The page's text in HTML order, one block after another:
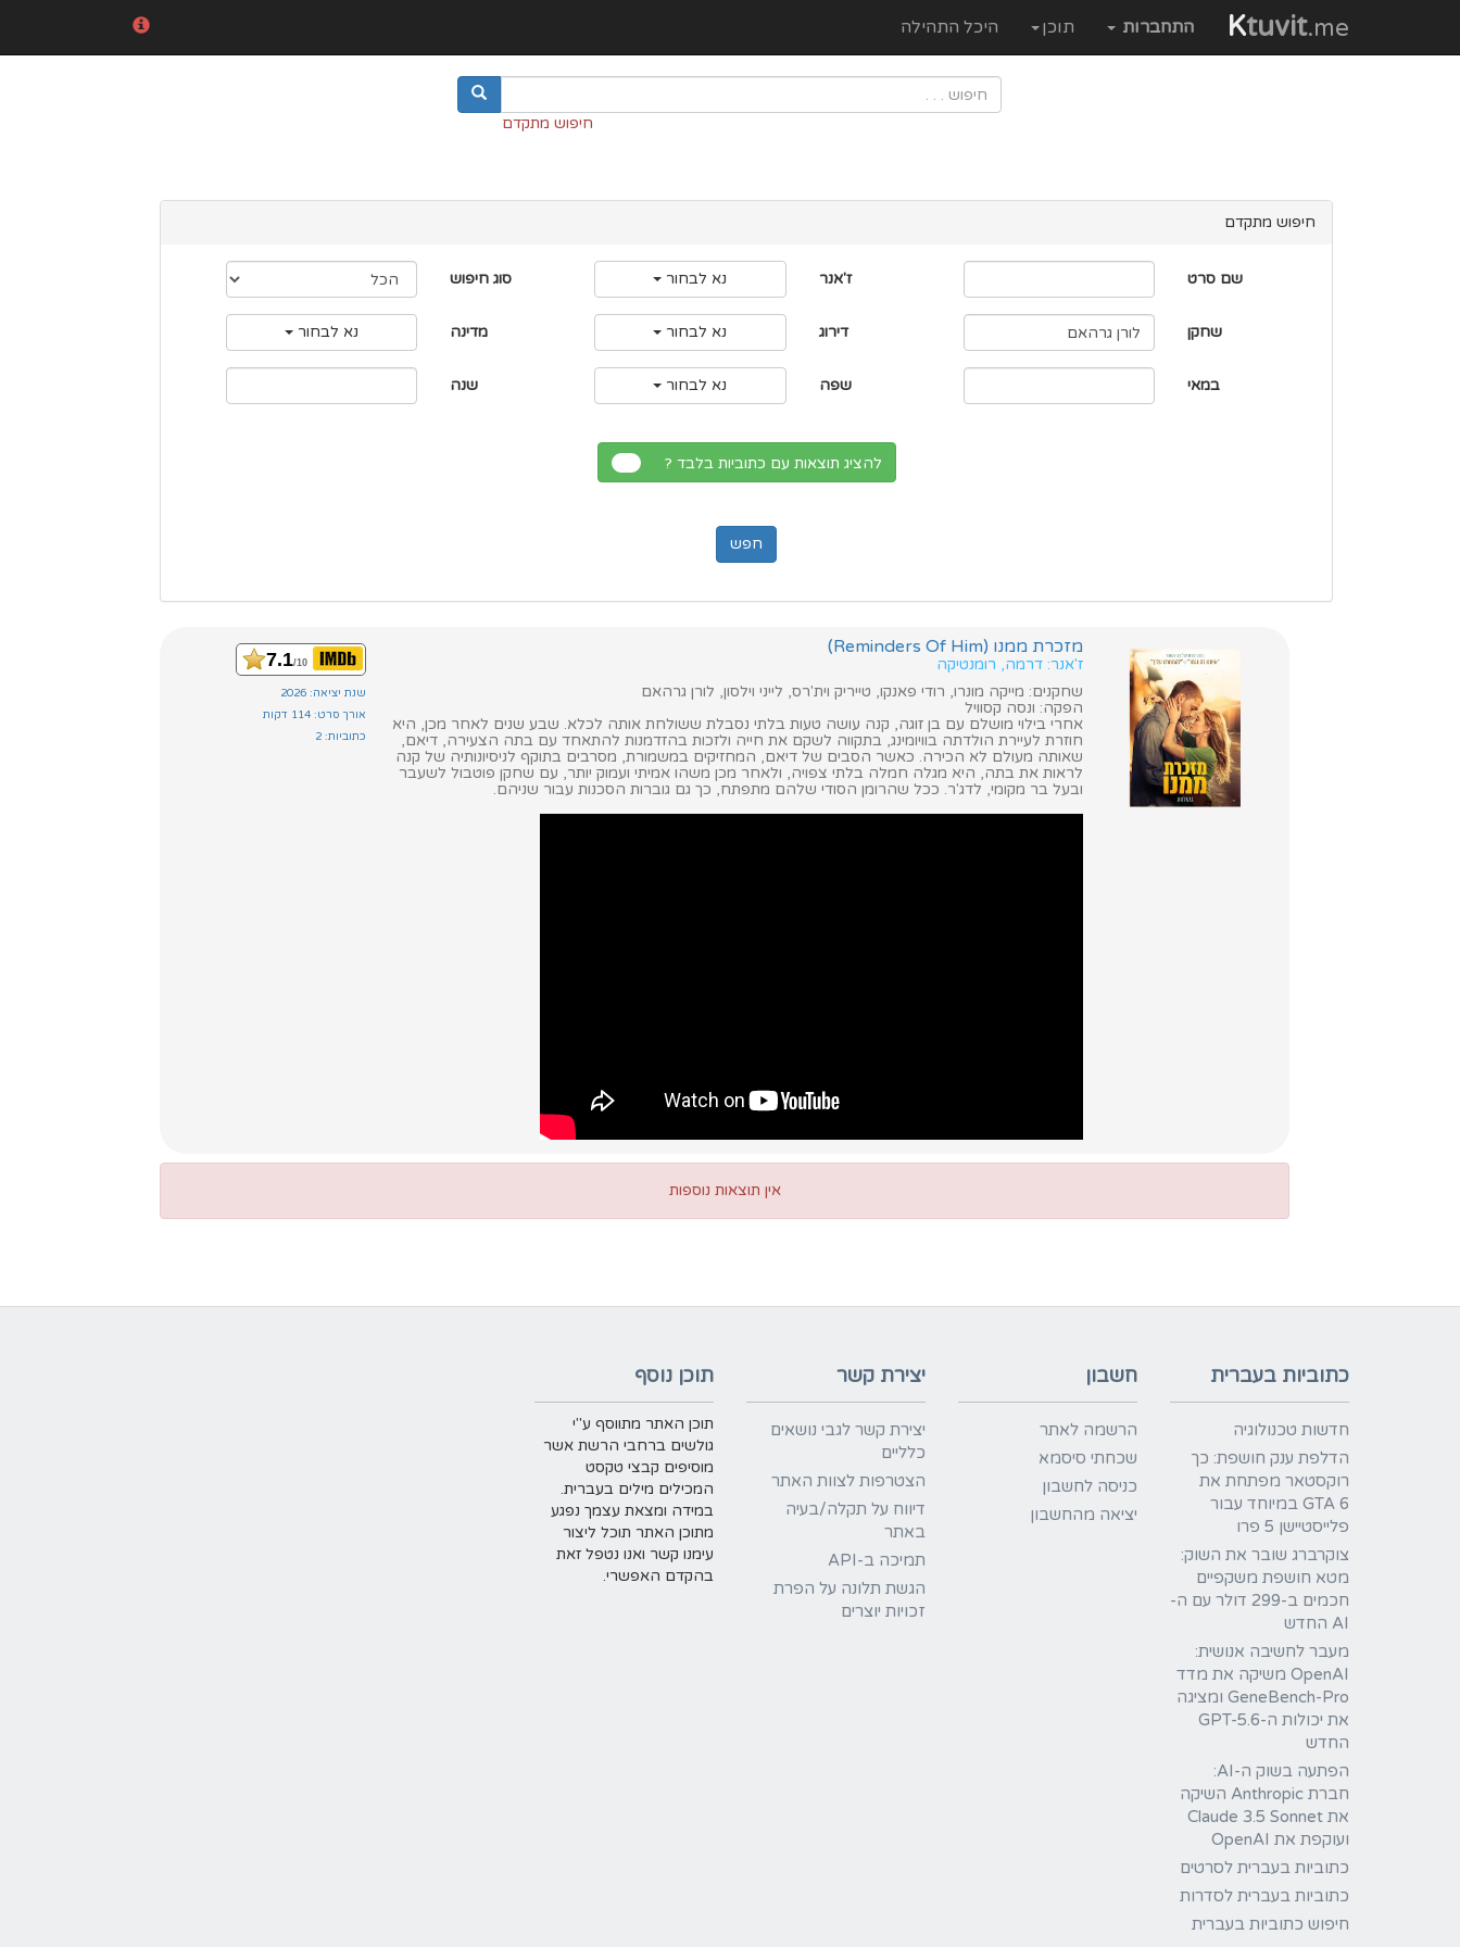
Ktuvit.me התחברות תוכן היכל התהילה
חיפוש מתקדם
חיפוש מתקדם
שם סרט
שחקן
במאי
ז'אנר נא לבחור
דירוג נא לבחור
שפה נא לבחור
סוג חיפוש
מדינה נא לבחור
שנה
להציג תוצאות עם כתוביות בלבד ?
מזכרת ממנו (Reminders Of Him)
ז'אנר: דרמה, רומנטיקה
שחקנים: מייקה מונרו, רודי פאנקו, טייריק וית'רס, לייני וילסון, לורן גרהאם
הפקה: ונסה קסוויל
אחרי בילוי מושלם עם בן זוגה, קנה עושה טעות בלתי נסבלת ששולחת אותה לכלא. שבע שנים לאחר מכן, היא
חוזרת לעיירת הולדתה בוויומינג, בתקווה לשקם את חייה ולזכות בהזדמנות להתאחד עם בתה הצעירה, דיאם,
שאותה מעולם לא הכירה. כאשר הסבים של דיאם, המחזיקים במשמורת, מסרבים בתוקף לניסיונותיה של קנה
לראות את בתה, היא מגלה חמלה בלתי צפויה, ולאחר מכן משהו אמיתי ועמוק יותר, עם שחקן פוטבול לשעבר
ובעל בר מקומי, לדג'ר. ככל שהרומן הסודי שלהם מתפתח, כך גם גוברות הסכנות עבור שניהם.
7.1/10
שנת יציאה: 2026
אורך סרט: 114 דקות
כתוביות: 2
אין תוצאות נוספות
כתוביות בעברית
חדשות טכנולוגיה
הדלפת ענק חושפת: כך
רוקסטאר מפתחת את
GTA 6 במיוחד עבור
פלייסטיישן 5 פרו
צוקרברג שובר את השוק:
מטא חושפת משקפיים
חכמים ב-299 דולר עם ה-
AI החדש
מעבר לחשיבה אנושית:
OpenAI משיקה את מדד
GeneBench-Pro ומציגה
את יכולות ה-GPT-5.6
החדש
הפתעה בשוק ה-AI:
חברת Anthropic השיקה
את Claude 3.5 Sonnet
ועוקפת את OpenAI
כתוביות בעברית לסרטים
כתוביות בעברית לסדרות
חיפוש כתוביות בעברית
חשבון
הרשמה לאתר
שכחתי סיסמא
כניסה לחשבון
יציאה מהחשבון
יצירת קשר
יצירת קשר לגבי נושאים
כלליים
הצטרפות לצוות האתר
דיווח על תקלה/בעיה
באתר
תמיכה ב-API
הגשת תלונה על הפרת
זכויות יוצרים
תוכן נוסף
תוכן האתר מתווסף ע"י
גולשים ברחבי הרשת אשר
מוסיפים קבצי טקסט
המכילים מילים בעברית.
במידה ומצאת עצמך נפגע
מתוכן האתר תוכל ליצור
עימנו קשר ואנו נטפל זאת
בהקדם האפשרי.